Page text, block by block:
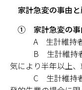
教育資料
ESD・
家計急変の事由
① 家計急変の事
A 生計維持者
B 生計維持者の
気により半年以上
C 生計維持者の